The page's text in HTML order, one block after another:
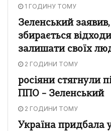
1 ГОДИНУ ТОМУ
Зеленський
збирається
залишати своїх
2 ГОДИНИ ТОМУ
росіяни стягнули
ППО – Зеленський
2 ГОДИНИ ТОМУ
Україна придбала